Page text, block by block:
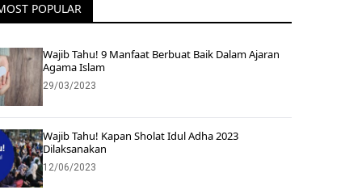
POPULAR
Wajib Tahu! 9 Manfaat Berbuat Baik Dalam Ajaran
Agama Islam
29/03/2023
Wajib Tahu! Kapan Sholat Idul Adha 2023
Dilaksanakan
12/06/2023